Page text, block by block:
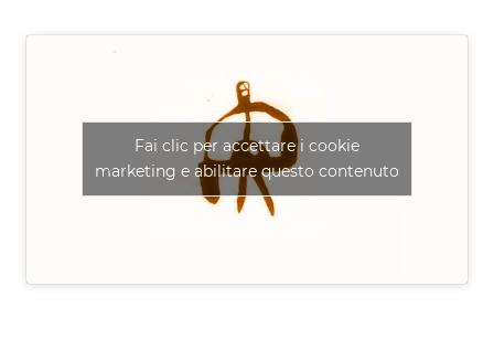
Fai clic per accettare i cookie
marketing e abilitare questo contenuto